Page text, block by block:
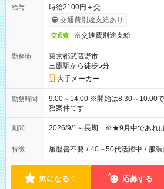
給与
時給2100円＋交
交通費別途支給あり
交通費 ※交通費別途支給
勤務地
東京都武蔵野市
三鷹駅から徒歩5分
大手メーカー
勤務時間
9:00～14:00 ※開始は8:30～10:00
務案件です
期間 2026/9/1～長期 ※★9月中であれ
特徴 履歴書不要 / 40～50代活躍中 / 服
気になる！ 応募する